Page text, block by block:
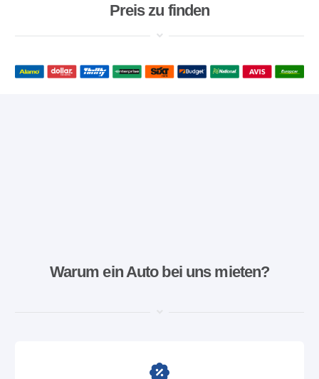
Preis zu finden
Warum ein Auto bei uns mieten?